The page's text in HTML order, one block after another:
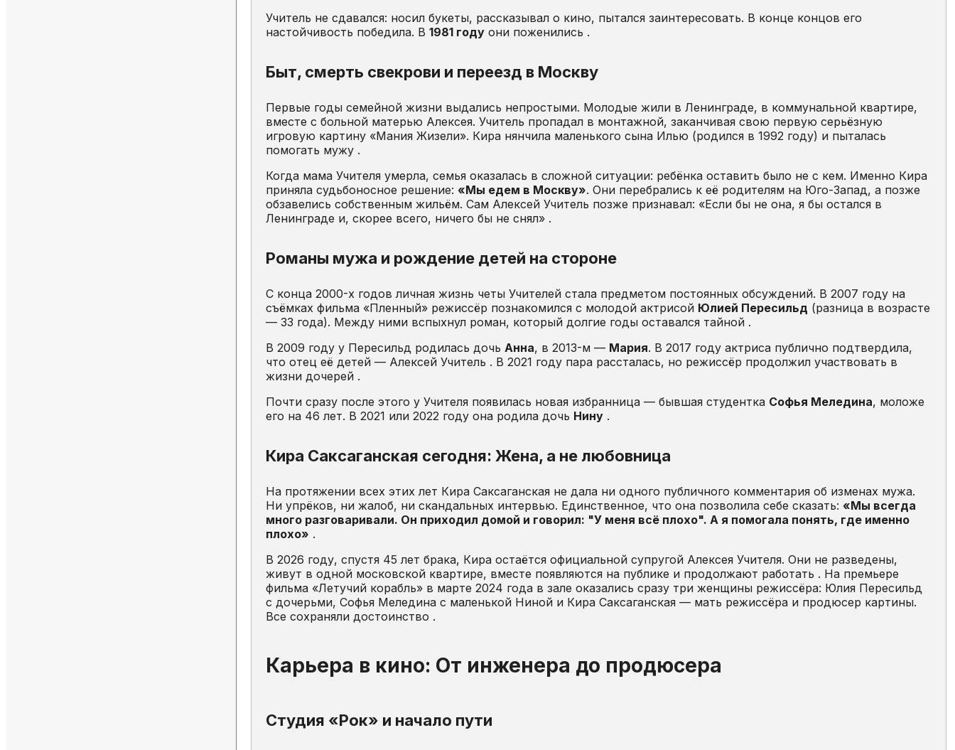
Учитель не сдавался: носил букеты, рассказывал о кино, пытался заинтересовать. В конце концов его
настойчивость победила. В 1981 году они поженились .
Быт, смерть свекрови и переезд в Москву
Первые годы семейной жизни выдались непростыми. Молодые жили в Ленинграде, в коммунальной квартире,
вместе с больной матерью Алексея. Учитель пропадал в монтажной, заканчивая свою первую серьёзную
игровую картину «Мания Жизели». Кира нянчила маленького сына Илью (родился в 1992 году) и пыталась
помогать мужу .
Когда мама Учителя умерла, семья оказалась в сложной ситуации: ребёнка оставить было не с кем. Именно Кира
приняла судьбоносное решение: «Мы едем в Москву». Они перебрались к её родителям на Юго-Запад, а позже
обзавелись собственным жильём. Сам Алексей Учитель позже признавал: «Если бы не она, я бы остался в
Ленинграде и, скорее всего, ничего бы не снял» .
Романы мужа и рождение детей на стороне
С конца 2000-х годов личная жизнь четы Учителей стала предметом постоянных обсуждений. В 2007 году на
съёмках фильма «Пленный» режиссёр познакомился с молодой актрисой Юлией Пересильд (разница в возрасте
— 33 года). Между ними вспыхнул роман, который долгие годы оставался тайной .
В 2009 году у Пересильд родилась дочь Анна, в 2013-м — Мария. В 2017 году актриса публично подтвердила,
что отец её детей — Алексей Учитель . В 2021 году пара рассталась, но режиссёр продолжил участвовать в
жизни дочерей .
Почти сразу после этого у Учителя появилась новая избранница — бывшая студентка Софья Меледина, моложе
его на 46 лет. В 2021 или 2022 году она родила дочь Нину .
Кира Саксаганская сегодня: Жена, а не любовница
На протяжении всех этих лет Кира Саксаганская не дала ни одного публичного комментария об изменах мужа.
Ни упрёков, ни жалоб, ни скандальных интервью. Единственное, что она позволила себе сказать: «Мы всегда
много разговаривали. Он приходил домой и говорил: "У меня всё плохо". А я помогала понять, где именно
плохо» .
В 2026 году, спустя 45 лет брака, Кира остаётся официальной супругой Алексея Учителя. Они не разведены,
живут в одной московской квартире, вместе появляются на публике и продолжают работать . На премьере
фильма «Летучий корабль» в марте 2024 года в зале оказались сразу три женщины режиссёра: Юлия Пересильд
с дочерьми, Софья Меледина с маленькой Ниной и Кира Саксаганская — мать режиссёра и продюсер картины.
Все сохраняли достоинство .
Карьера в кино: От инженера до продюсера
Студия «Рок» и начало пути